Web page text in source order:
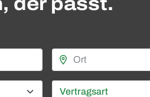
Vertragsart